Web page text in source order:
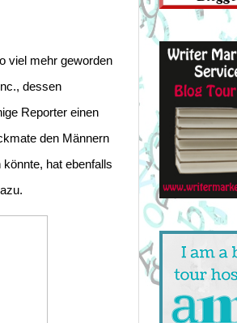
viel mehr geworden
dessen
Reporter einen
den Männern
hat ebenfalls